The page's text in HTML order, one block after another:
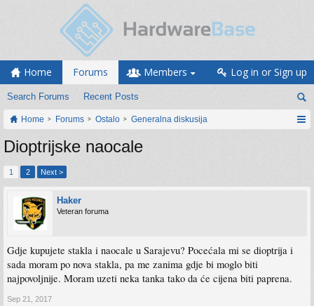
Home Forums
Search Forums Recent Posts
Members Log in or Sign up
Home Forums Ostalo Generalna diskusija
Dioptrijske naocale
1 2 Next >
Haker
Veteran foruma
Gdje kupujete stakla i naocale u Sarajevu? Pocećala mi se dioptrija i
sada moram po nova stakla, pa me zanima gdje bi moglo biti
najpovoljnije. Moram uzeti neka tanka tako da će cijena biti paprena.
Sep 21, 2017